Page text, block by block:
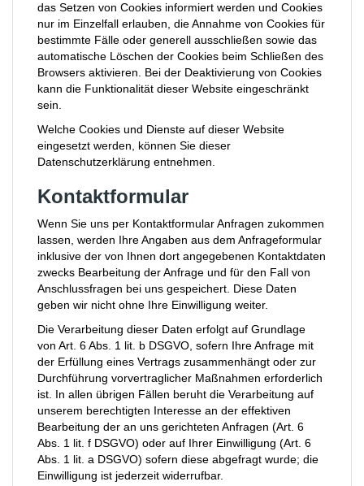
das Setzen von Cookies informiert werden und Cookies
nur im Einzelfall erlauben, die Annahme von Cookies für
bestimmte Fälle oder generell ausschließen sowie das
automatische Löschen der Cookies beim Schließen des
Browsers aktivieren. Bei der Deaktivierung von Cookies
kann die Funktionalität dieser Website eingeschränkt
sein.
Welche Cookies und Dienste auf dieser Website
eingesetzt werden, können Sie dieser
Datenschutzerklärung entnehmen.
Kontaktformular
Wenn Sie uns per Kontaktformular Anfragen zukommen
lassen, werden Ihre Angaben aus dem Anfrageformular
inklusive der von Ihnen dort angegebenen Kontaktdaten
zwecks Bearbeitung der Anfrage und für den Fall von
Anschlussfragen bei uns gespeichert. Diese Daten
geben wir nicht ohne Ihre Einwilligung weiter.
Die Verarbeitung dieser Daten erfolgt auf Grundlage
von Art. 6 Abs. 1 lit. b DSGVO, sofern Ihre Anfrage mit
der Erfüllung eines Vertrags zusammenhängt oder zur
Durchführung vorvertraglicher Maßnahmen erforderlich
ist. In allen übrigen Fällen beruht die Verarbeitung auf
unserem berechtigten Interesse an der effektiven
Bearbeitung der an uns gerichteten Anfragen (Art. 6
Abs. 1 lit. f DSGVO) oder auf Ihrer Einwilligung (Art. 6
Abs. 1 lit. a DSGVO) sofern diese abgefragt wurde; die
Einwilligung ist jederzeit widerrufbar.